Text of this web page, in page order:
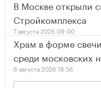
В Москве открыли
Стройкомплекса
7 августа 2026 09:00
Храм в форме
среди московских
6 августа 2026 18:56